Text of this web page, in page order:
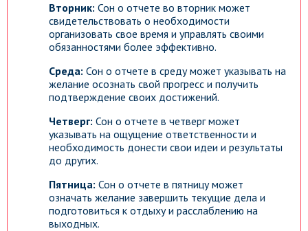
Вторник: Сон о отчете во вторник может
свидетельствовать о необходимости
организовать свое время и управлять своими
обязанностями более эффективно.
Среда: Сон о отчете в среду может указывать на
желание осознать свой прогресс и получить
подтверждение своих достижений.
Четверг: Сон о отчете в четверг может
указывать на ощущение ответственности и
необходимость донести свои идеи и результаты
до других.
Пятница: Сон о отчете в пятницу может
означать желание завершить текущие дела и
подготовиться к отдыху и расслаблению на
выходных.